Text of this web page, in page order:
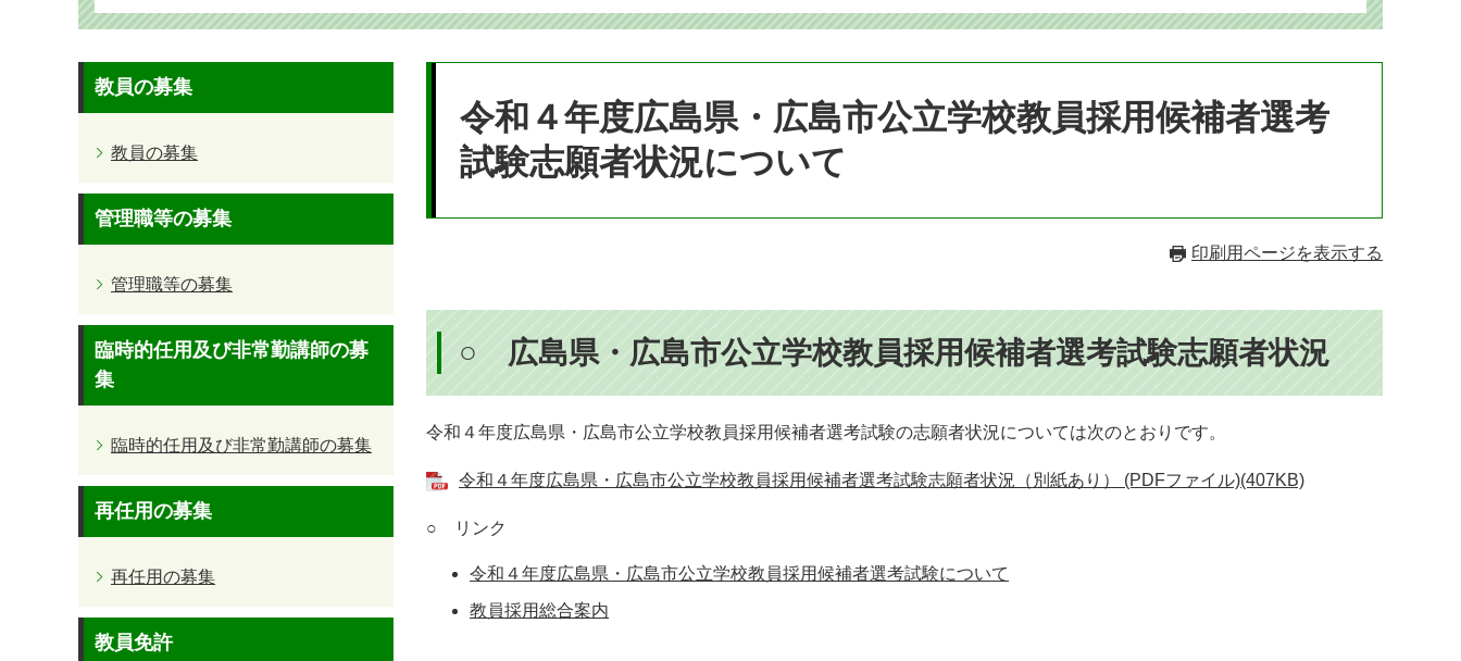
令和４年度広島県・広島市公立学校教員採用候補者選考
試験志願者状況について
印刷用ページを表示する
○ 広島県・広島市公立学校教員採用候補者選考試験志願者状況
令和４年度広島県・広島市公立学校教員採用候補者選考試験の志願者状況については次のとおりです。
令和４年度広島県・広島市公立学校教員採用候補者選考試験志願者状況（別紙あり） (PDFファイル)(407KB)
○ リンク
令和４年度広島県・広島市公立学校教員採用候補者選考試験について
教員採用総合案内
教員の募集
教員の募集
管理職等の募集
管理職等の募集
臨時的任用及び非常勤講師の募
集
臨時的任用及び非常勤講師の募集
再任用の募集
再任用の募集
教員免許